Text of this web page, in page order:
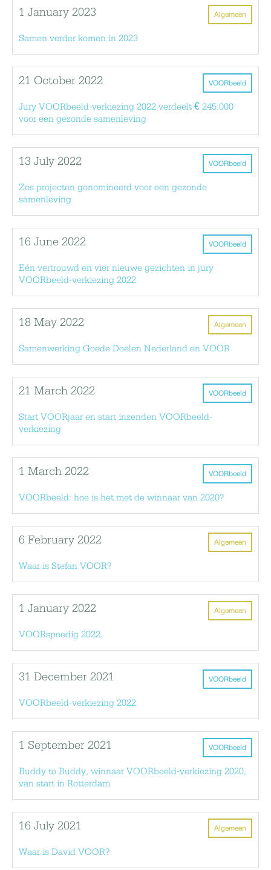
Algemeen
1 January 2023
Samen verder komen in 2023
VOORbeeld
21 October 2022
Jury VOORbeeld-verkiezing 2022 verdeelt € 245.000
voor een gezonde samenleving
VOORbeeld
13 July 2022
Zes projecten genomineerd voor een gezonde
samenleving
VOORbeeld
16 June 2022
Eén vertrouwd en vier nieuwe gezichten in jury
VOORbeeld-verkiezing 2022
Algemeen
18 May 2022
Samenwerking Goede Doelen Nederland en VOOR
VOORbeeld
21 March 2022
Start VOORjaar en start inzenden VOORbeeld-
verkiezing
VOORbeeld
1 March 2022
VOORbeeld: hoe is het met de winnaar van 2020?
Algemeen
6 February 2022
Waar is Stefan VOOR?
Algemeen
1 January 2022
VOORspoedig 2022
VOORbeeld
31 December 2021
VOORbeeld-verkiezing 2022
VOORbeeld
1 September 2021
Buddy to Buddy, winnaar VOORbeeld-verkiezing 2020,
van start in Rotterdam
Algemeen
16 July 2021
Waar is David VOOR?